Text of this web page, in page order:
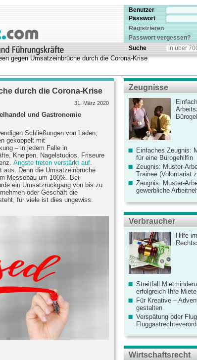
Benutzer
Passwort
Registrieren
Passwort vergessen?
Suche
gegen Umsatzeinbrüche durch die Corona-Krise
durch die Corona-Krise
31. März 2020
und Gastronomie
Schließungen von Läden,
gekoppelt mit
– in jedem Falle in
Kneipen, Nagelstudios, Friseure
Ängste treten verstärkt auf
aus. Denn die Umsatzeinbrüche
Messebau um 100%. Bei
ein Umsatzrückgang von bis zu
oder Geschäft die
für viele ist dies ungewiss.
Zeugnisse
Einfaches Zeugnis:
für eine Bürogehilfin
Zeugnis: Muster-
Trainee (Volontariat
Zeugnis: Muster-
gewerbliche
Verbraucher
Hilfe
Streitfall
erfolgreich Ihre
Für Kreative –
gestalten
Verspätung oder
Wirtschaftsrecht